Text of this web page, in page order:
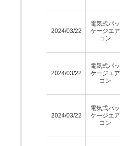
2024/03/22
電気式パッ
ケージエア
コン
2024/03/22
電気式パッ
ケージエア
コン
2024/03/22
電気式パッ
ケージエア
コン